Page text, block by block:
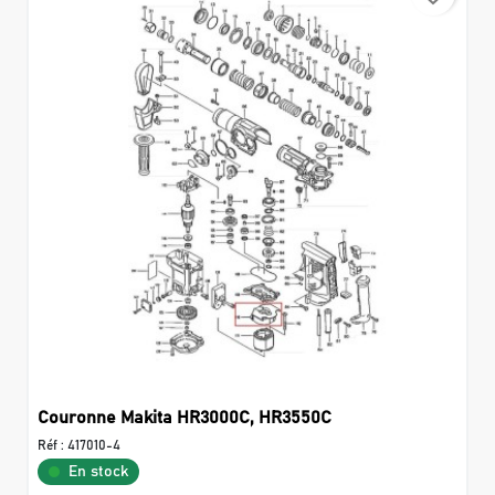
Couronne Makita HR3000C, HR3550C
Réf : 417010-4
En stock